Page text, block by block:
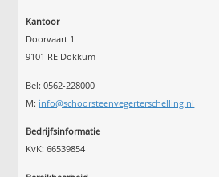
Kantoor
Doorvaart 1
9101 RE Dokkum
Bel: 0562-228000
M: info@schoorsteenvegerterschelling.nl
Bedrijfsinformatie
KvK: 66539854